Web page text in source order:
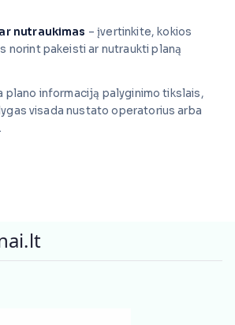
nutraukimas – įvertinkite, kokios
norint pakeisti ar nutraukti planą
plano informaciją palyginimo tikslais,
visada nustato operatorius arba